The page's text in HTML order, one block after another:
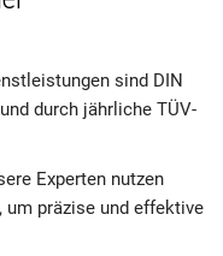
sind DIN
durch jährliche TÜV-
Experten nutzen
präzise und effektive